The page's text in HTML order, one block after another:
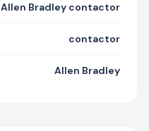
Allen Bradley contactor
contactor
Allen Bradley